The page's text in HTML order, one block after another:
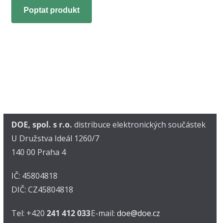
Poptat produkt
DOE, spol. s r.o. distribuce elektronických součástek
U Družstva Ideál 1260/7
140 00 Praha 4
IČ: 45804818
DIČ: CZ45804818
Tel: +420 241 412 033E-mail: doe@doe.cz